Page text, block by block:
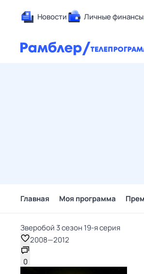
Новости Личные финансы
Главная Моя программа
Зверобой 3 сезон 19-я серия
2008—2012
0